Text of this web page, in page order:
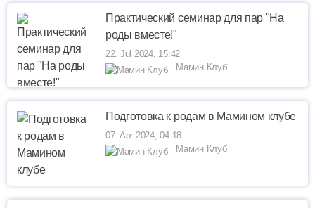
Практический семинар для пар "На
роды вместе!"
22. Jul 2024, 15:42
Мамин Клуб
Подготовка к родам в Мамином клубе
07. Apr 2024, 04:18
Мамин Клуб